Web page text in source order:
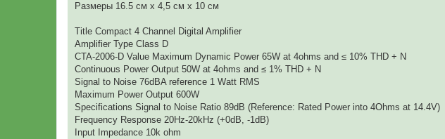
н
с
о
б
щ
н
и
Размеры 16.5 см х 4,5 см х 10 см
Title Compact 4 Channel Digital Amplifier
Amplifier Type Class D
CTA-2006-D Value Maximum Dynamic Power 65W at 4ohms and ≤ 10% THD + N
Continuous Power Output 50W at 4ohms and ≤ 1% THD + N
Signal to Noise 76dBA reference 1 Watt RMS
Maximum Power Output 600W
Specifications Signal to Noise Ratio 89dB (Reference: Rated Power into 4Ohms at 14.4V)
Frequency Response 20Hz-20kHz (+0dB, -1dB)
Input Impedance 10k ohm